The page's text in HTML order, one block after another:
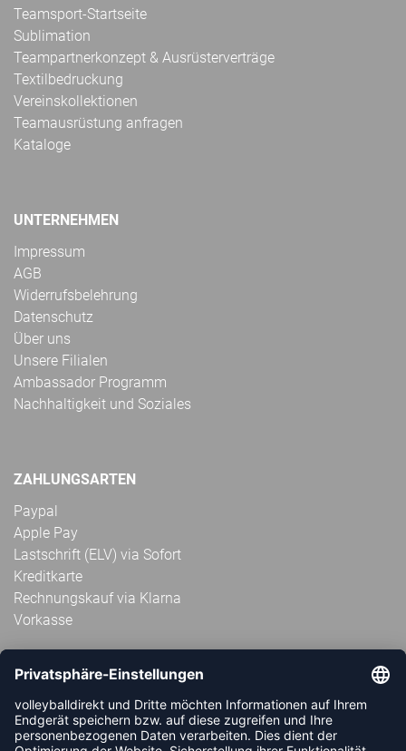
Teamsport-Startseite
Sublimation
Teampartnerkonzept & Ausrüsterverträge
Textilbedruckung
Vereinskollektionen
Teamausrüstung anfragen
Kataloge
UNTERNEHMEN
Impressum
AGB
Widerrufsbelehrung
Datenschutz
Über uns
Unsere Filialen
Ambassador Programm
Nachhaltigkeit und Soziales
ZAHLUNGSARTEN
Paypal
Apple Pay
Lastschrift (ELV) via Sofort
Kreditkarte
Rechnungskauf via Klarna
Vorkasse
ABONNIERE JETZT DEN KOSTENLOSEN
VOLLEYBALLDIREKT-NEWSLETTER UND VERPASSE KEINE
NEUIGKEIT ODER AKTION MEHR.